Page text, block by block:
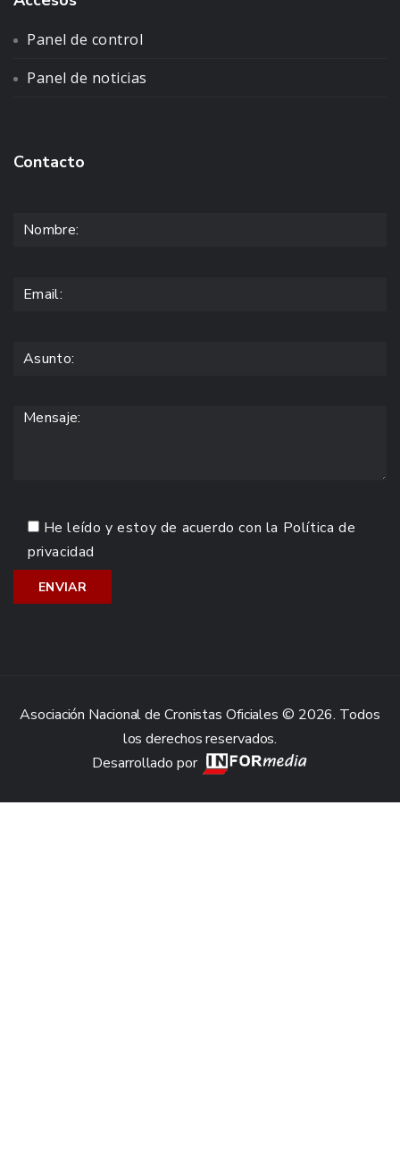
Panel de control
Panel de noticias
Contacto
He leído y estoy de acuerdo con la Política de
privacidad
Asociación Nacional de Cronistas Oficiales © 2026. Todos
los derechos reservados.
Desarrollado por